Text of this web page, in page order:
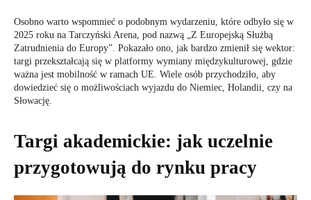
Osobno warto wspomnieć o podobnym wydarzeniu, które odbyło się w
2025 roku na Tarczyński Arena, pod nazwą „Z Europejską Służbą
Zatrudnienia do Europy”. Pokazało ono, jak bardzo zmienił się wektor:
targi przekształcają się w platformy wymiany międzykulturowej, gdzie
ważna jest mobilność w ramach UE. Wiele osób przychodziło, aby
dowiedzieć się o możliwościach wyjazdu do Niemiec, Holandii, czy na
Słowację.
Targi akademickie: jak uczelnie
przygotowują do rynku pracy